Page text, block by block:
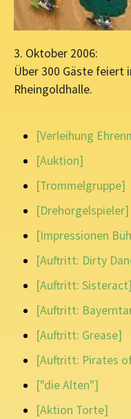
3. Oktober 2006:
Über 300 Gäste feiert
Rheingoldhalle.
[Verleihung
[Auktion]
[Trommelgruppe]
[Drehorgelspieler]
[Impressionen
[Auftritt: Dirty
[Auftritt: Sisteract]
[Auftritt:
[Auftritt: Grease]
[Auftritt: Pirates
["die Alten"]
[Aktion Torte]